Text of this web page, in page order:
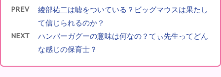
PREV
綾部祐二は嘘をついている？ビッグマウスは果たし
て信じられるのか？
NEXT
ハンバーガグーの意味は何なの？てぃ先生ってどん
な感じの保育士？